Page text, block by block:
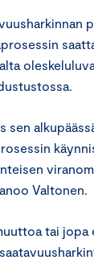
Valtonen.
tai jopa